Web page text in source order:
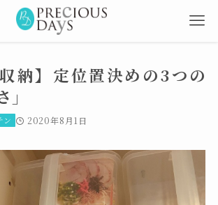
収納】定位置決めの3つの
」
ン 2020年8月1日